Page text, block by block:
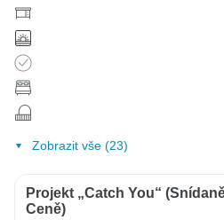
Zobrazit vše (23)
Projekt „Catch You“
Ceně)